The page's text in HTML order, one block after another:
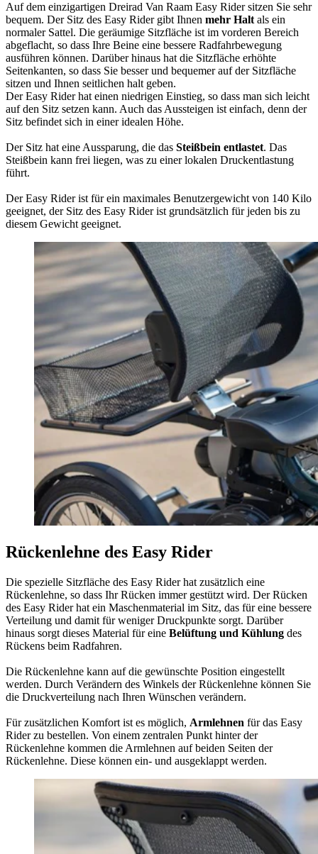
Auf dem einzigartigen Dreirad Van Raam Easy Rider sitzen Sie sehr
bequem. Der Sitz des Easy Rider gibt Ihnen mehr Halt als ein
normaler Sattel. Die geräumige Sitzfläche ist im vorderen Bereich
abgeflacht, so dass Ihre Beine eine bessere Radfahrbewegung
ausführen können. Darüber hinaus hat die Sitzfläche erhöhte
Seitenkanten, so dass Sie besser und bequemer auf der Sitzfläche
sitzen und Ihnen seitlichen halt geben.
Der Easy Rider hat einen niedrigen Einstieg, so dass man sich leicht
auf den Sitz setzen kann. Auch das Aussteigen ist einfach, denn der
Sitz befindet sich in einer idealen Höhe.
Der Sitz hat eine Aussparung, die das Steißbein entlastet. Das
Steißbein kann frei liegen, was zu einer lokalen Druckentlastung
führt.
Der Easy Rider ist für ein maximales Benutzergewicht von 140 Kilo
geeignet, der Sitz des Easy Rider ist grundsätzlich für jeden bis zu
diesem Gewicht geeignet.
Rückenlehne des Easy Rider
Die spezielle Sitzfläche des Easy Rider hat zusätzlich eine
Rückenlehne, so dass Ihr Rücken immer gestützt wird. Der Rücken
des Easy Rider hat ein Maschenmaterial im Sitz, das für eine bessere
Verteilung und damit für weniger Druckpunkte sorgt. Darüber
hinaus sorgt dieses Material für eine Belüftung und Kühlung des
Rückens beim Radfahren.
Die Rückenlehne kann auf die gewünschte Position eingestellt
werden. Durch Verändern des Winkels der Rückenlehne können Sie
die Druckverteilung nach Ihren Wünschen verändern.
Für zusätzlichen Komfort ist es möglich, Armlehnen für das Easy
Rider zu bestellen. Von einem zentralen Punkt hinter der
Rückenlehne kommen die Armlehnen auf beiden Seiten der
Rückenlehne. Diese können ein- und ausgeklappt werden.